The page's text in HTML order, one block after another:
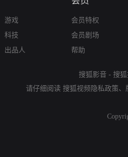
游戏
科技
出品人
会员特权
会员剧场
帮助
搜狐影音 - 搜
请仔细阅读 搜狐视频隐私政策、